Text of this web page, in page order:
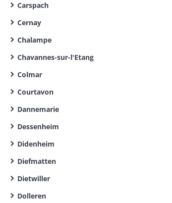
Carspach
Cernay
Chalampe
Chavannes-sur-l'Etang
Colmar
Courtavon
Dannemarie
Dessenheim
Didenheim
Diefmatten
Dietwiller
Dolleren